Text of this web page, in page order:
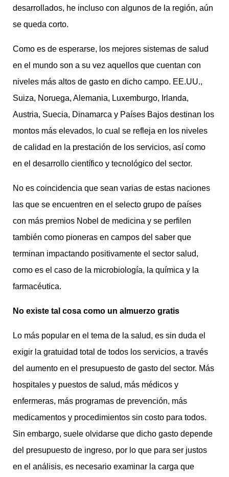
desarrollados, he incluso con algunos de la región, aún
se queda corto.
Como es de esperarse, los mejores sistemas de salud
en el mundo son a su vez aquellos que cuentan con
niveles más altos de gasto en dicho campo. EE.UU.,
Suiza, Noruega, Alemania, Luxemburgo, Irlanda,
Austria, Suecia, Dinamarca y Países Bajos destinan los
montos más elevados, lo cual se refleja en los niveles
de calidad en la prestación de los servicios, así como
en el desarrollo científico y tecnológico del sector.
No es coincidencia que sean varias de estas naciones
las que se encuentren en el selecto grupo de países
con más premios Nobel de medicina y se perfilen
también como pioneras en campos del saber que
terminan impactando positivamente el sector salud,
como es el caso de la microbiología, la química y la
farmacéutica.
No existe tal cosa como un almuerzo gratis
Lo más popular en el tema de la salud, es sin duda el
exigir la gratuidad total de todos los servicios, a través
del aumento en el presupuesto de gasto del sector. Más
hospitales y puestos de salud, más médicos y
enfermeras, más programas de prevención, más
medicamentos y procedimientos sin costo para todos.
Sin embargo, suele olvidarse que dicho gasto depende
del presupuesto de ingreso, por lo que para ser justos
en el análisis, es necesario examinar la carga que